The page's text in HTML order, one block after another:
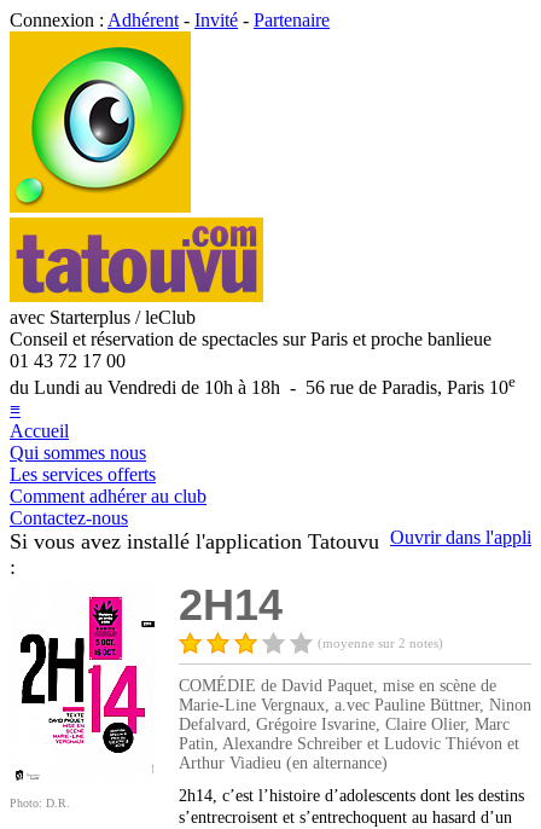
Connexion : Adhérent - Invité - Partenaire
avec Starterplus / leClub
Conseil et réservation de spectacles sur Paris et proche banlieue
01 43 72 17 00
du Lundi au Vendredi de 10h à 18h - 56 rue de Paradis, Paris 10e
≡
Accueil
Qui sommes nous
Les services offerts
Comment adhérer au club
Contactez-nous
Ouvrir dans l'appli
Si vous avez installé l'application Tatouvu
:
Photo: D.R.
2H14
(moyenne sur 2 notes)
COMÉDIE de David Paquet, mise en scène de
Marie-Line Vergnaux, a.vec Pauline Büttner, Ninon
Defalvard, Grégoire Isvarine, Claire Olier, Marc
Patin, Alexandre Schreiber et Ludovic Thiévon et
Arthur Viadieu (en alternance)
2h14, c’est l’histoire d’adolescents dont les destins
s’entrecroisent et s’entrechoquent au hasard d’un